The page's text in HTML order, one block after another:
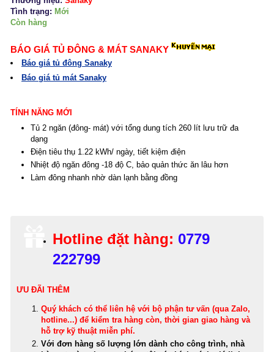
Tình trạng: Mới
Còn hàng
BÁO GIÁ TỦ ĐÔNG & MÁT SANAKY
Báo giá tủ đông Sanaky
Báo giá tủ mát Sanaky
TÍNH NĂNG MỚI
Tủ 2 ngăn (đông- mát) với tổng dung tích 260 lít lưu trữ đa
dạng
Điện tiêu thụ 1.22 kWh/ ngày, tiết kiệm điện
Nhiệt độ ngăn đông -18 độ C, bảo quản thức ăn lâu hơn
Làm đông nhanh nhờ dàn lạnh bằng đồng
Hotline đặt hàng: 0779
222799
ƯU ĐÃI THÊM
Quý khách có thể liên hệ với bộ phận tư vấn (qua Zalo,
hotline...) để kiểm tra hàng còn, thời gian giao hàng và
hỗ trợ kỹ thuật miễn phí.
Với đơn hàng số lượng lớn dành cho công trình, nhà